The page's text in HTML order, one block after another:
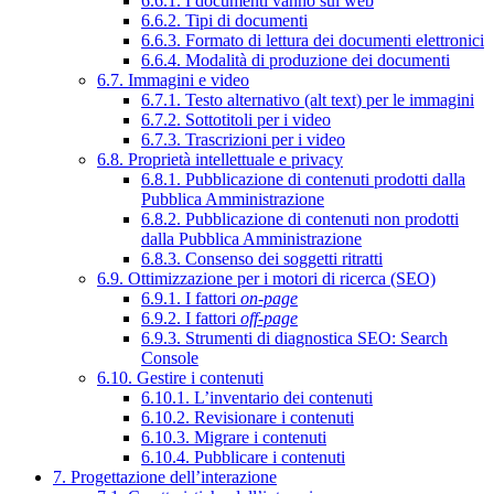
6.6.2. Tipi di documenti
6.6.3. Formato di lettura dei documenti elettronici
6.6.4. Modalità di produzione dei documenti
6.7. Immagini e video
6.7.1. Testo alternativo (alt text) per le immagini
6.7.2. Sottotitoli per i video
6.7.3. Trascrizioni per i video
6.8. Proprietà intellettuale e privacy
6.8.1. Pubblicazione di contenuti prodotti dalla
Pubblica Amministrazione
6.8.2. Pubblicazione di contenuti non prodotti
dalla Pubblica Amministrazione
6.8.3. Consenso dei soggetti ritratti
6.9. Ottimizzazione per i motori di ricerca (SEO)
6.9.1. I fattori on-page
6.9.2. I fattori off-page
6.9.3. Strumenti di diagnostica SEO: Search
Console
6.10. Gestire i contenuti
6.10.1. L’inventario dei contenuti
6.10.2. Revisionare i contenuti
6.10.3. Migrare i contenuti
6.10.4. Pubblicare i contenuti
7. Progettazione dell’interazione